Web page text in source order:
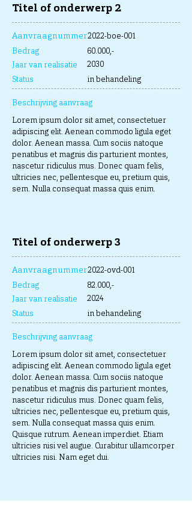
Titel of onderwerp 2
Aanvraagnummer
Bedrag
Jaar van realisatie
Status
2022-boe-001
60.000,-
2030
in behandeling
Beschrijving aanvraag
Lorem ipsum dolor sit amet, consectetuer
adipiscing elit. Aenean commodo ligula eget
dolor. Aenean massa. Cum sociis natoque
penatibus et magnis dis parturient montes,
nascetur ridiculus mus. Donec quam felis,
ultricies nec, pellentesque eu, pretium quis,
sem. Nulla consequat massa quis enim.
Titel of onderwerp 3
Aanvraagnummer
Bedrag
Jaar van realisatie
Status
2022-ovd-001
82.000,-
2024
in behandeling
Beschrijving aanvraag
Lorem ipsum dolor sit amet, consectetuer
adipiscing elit. Aenean commodo ligula eget
dolor. Aenean massa. Cum sociis natoque
penatibus et magnis dis parturient montes,
nascetur ridiculus mus. Donec quam felis,
ultricies nec, pellentesque eu, pretium quis,
sem. Nulla consequat massa quis enim.
Quisque rutrum. Aenean imperdiet. Etiam
ultricies nisi vel augue. Curabitur ullamcorper
ultricies nisi. Nam eget dui.